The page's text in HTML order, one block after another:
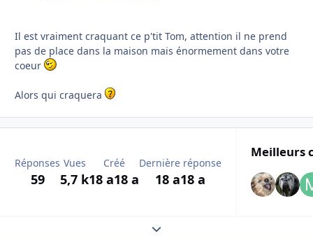
Il est vraiment craquant ce p'tit Tom, attention il ne prend
pas de place dans la maison mais énormement dans votre
coeur
Alors qui craquera
Réponses
59
Vues
5,7 k
Créé
18 a18 a
Dernière réponse
18 a18 a
Meilleurs
Expand topic overview